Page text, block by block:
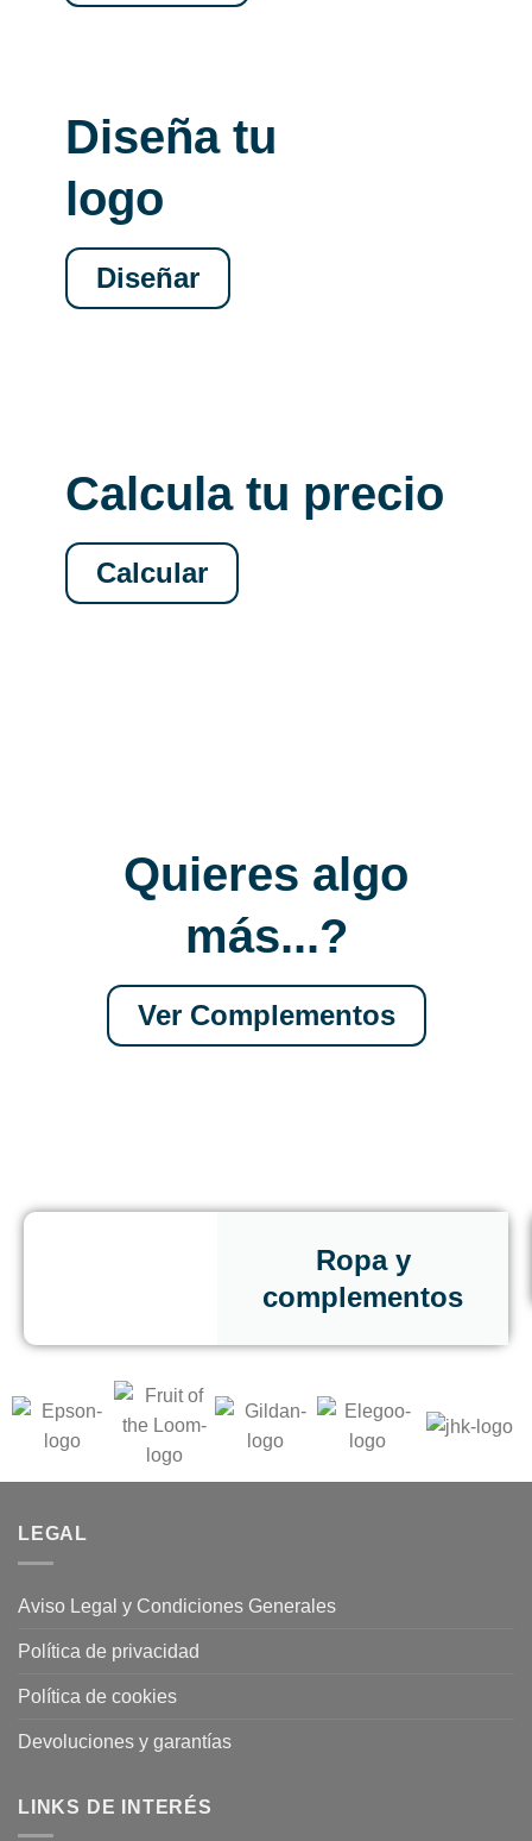
Diseña tu
logo
Diseñar
Calcula tu precio
Calcular
Quieres algo
más...?
Ver Complementos
Ropa y
complementos
LEGAL
Aviso Legal y Condiciones Generales
Política de privacidad
Política de cookies
Devoluciones y garantías
LINKS DE INTERÉS